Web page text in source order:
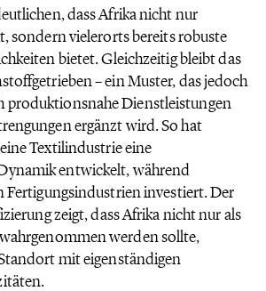
dass Afrika nicht nur
sondern vielerorts bereits robuste
bietet. Gleichzeitig bleibt das
– ein Muster, das jedoch
produktionsnahe Dienstleistungen
ergänzt wird. So hat
Textilindustrie eine
entwickelt, während
Fertigungsindustrien investiert. Der
zeigt, dass Afrika nicht nur als
werden sollte,
mit eigenständigen